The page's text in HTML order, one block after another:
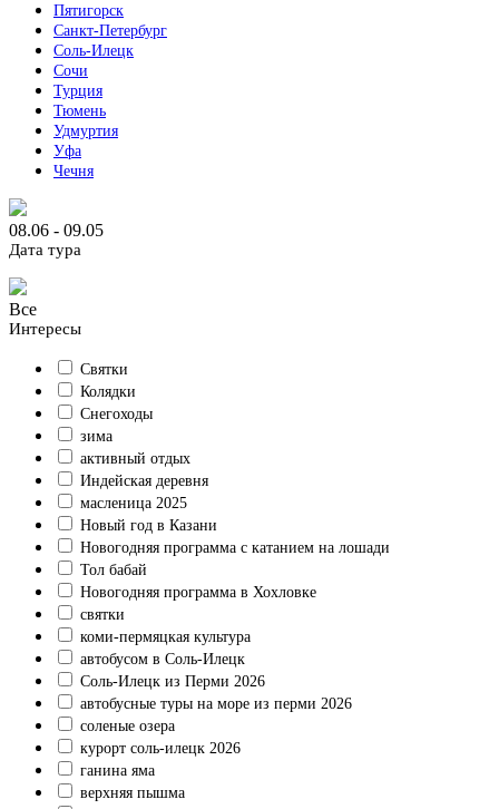
Пятигорск
Санкт-Петербург
Соль-Илецк
Сочи
Турция
Тюмень
Удмуртия
Уфа
Чечня
08.06 - 09.05
Дата тура
Все
Интересы
Святки
Колядки
Снегоходы
зима
активный отдых
Индейская деревня
масленица 2025
Новый год в Казани
Новогодняя программа с катанием на лошади
Тол бабай
Новогодняя программа в Хохловке
святки
коми-пермяцкая культура
автобусом в Соль-Илецк
Соль-Илецк из Перми 2026
автобусные туры на море из перми 2026
соленые озера
курорт соль-илецк 2026
ганина яма
верхняя пышма